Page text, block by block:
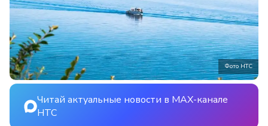
Фото НТС
Читай актуальные новости в MAX-канале
НТС